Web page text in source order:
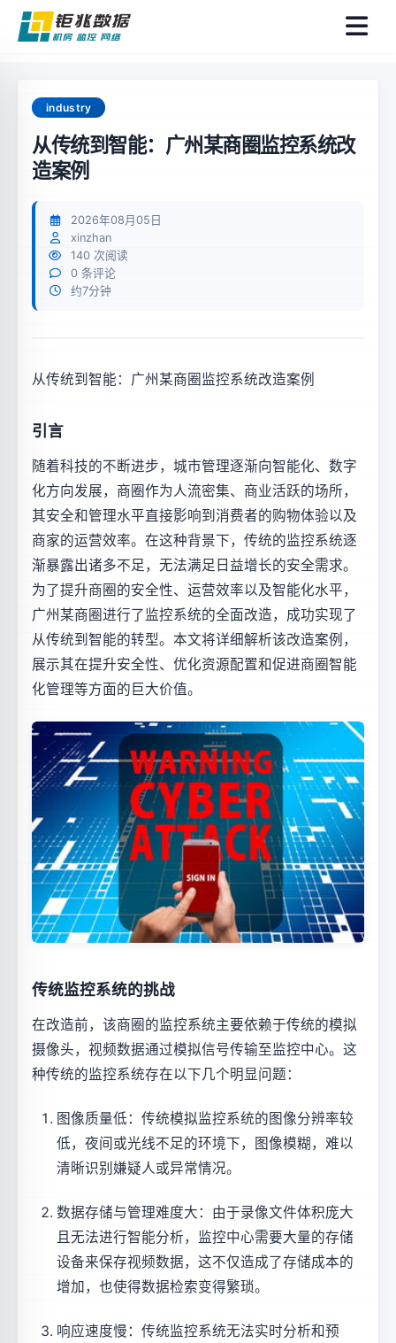
industry
从传统到智能：广州某商圈监控系统改
造案例
2026年08月05日
xinzhan
140 次阅读
0 条评论
约7分钟
从传统到智能：广州某商圈监控系统改造案例
引言
随着科技的不断进步，城市管理逐渐向智能化、数字
化方向发展，商圈作为人流密集、商业活跃的场所，
其安全和管理水平直接影响到消费者的购物体验以及
商家的运营效率。在这种背景下，传统的监控系统逐
渐暴露出诸多不足，无法满足日益增长的安全需求。
为了提升商圈的安全性、运营效率以及智能化水平，
广州某商圈进行了监控系统的全面改造，成功实现了
从传统到智能的转型。本文将详细解析该改造案例，
展示其在提升安全性、优化资源配置和促进商圈智能
化管理等方面的巨大价值。
传统监控系统的挑战
在改造前，该商圈的监控系统主要依赖于传统的模拟
摄像头，视频数据通过模拟信号传输至监控中心。这
种传统的监控系统存在以下几个明显问题：
图像质量低：传统模拟监控系统的图像分辨率较
低，夜间或光线不足的环境下，图像模糊，难以
清晰识别嫌疑人或异常情况。
数据存储与管理难度大：由于录像文件体积庞大
且无法进行智能分析，监控中心需要大量的存储
设备来保存视频数据，这不仅造成了存储成本的
增加，也使得数据检索变得繁琐。
响应速度慢：传统监控系统无法实时分析和预